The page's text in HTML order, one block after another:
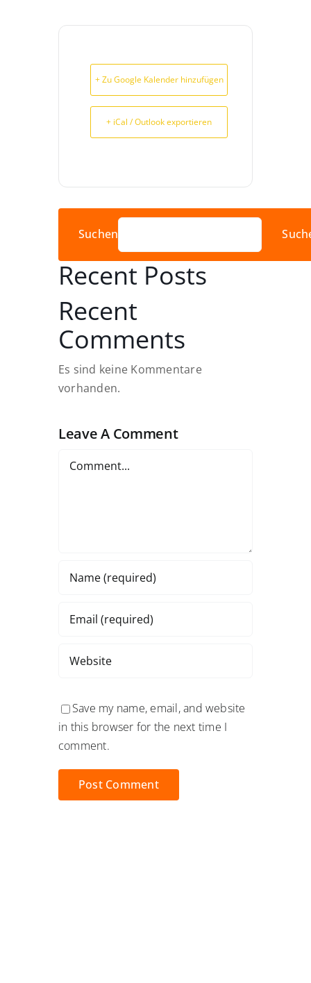
+ Zu Google Kalender hinzufügen
+ iCal / Outlook exportieren
Suchen
Recent Posts
Recent
Comments
Es sind keine Kommentare
vorhanden.
Leave A Comment
Save my name, email, and website
in this browser for the next time I
comment.